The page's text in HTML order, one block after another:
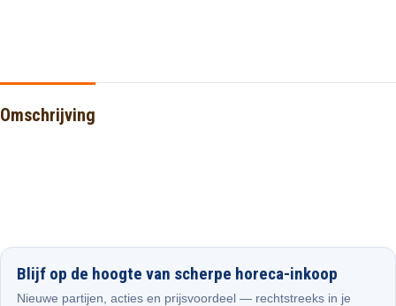
Omschrijving
Blijf op de hoogte van scherpe horeca-inkoop
Nieuwe partijen, acties en prijsvoordeel — rechtstreeks in je